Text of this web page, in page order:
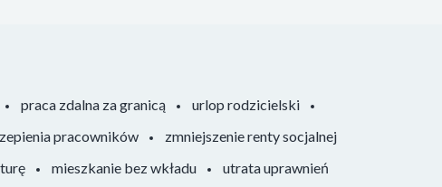
praca zdalna za granicą
urlop rodzicielski
pracowników
zmniejszenie renty socjalnej
mieszkanie bez wkładu
utrata uprawnień